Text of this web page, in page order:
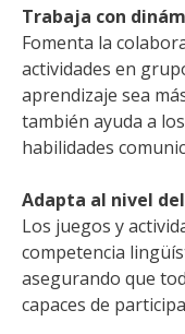
Trabaja con
Fomenta la
actividades en
aprendizaje sea
también ayuda a
habilidades
Adapta al nivel
Los juegos y
competencia
asegurando que
capaces de